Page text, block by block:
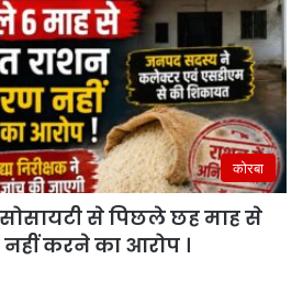
कोरबा
से पिछले छह माह से
करने का आरोप ।